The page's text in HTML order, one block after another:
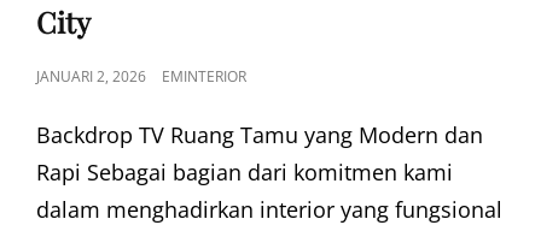
City
POSTED
JANUARI 2, 2026 EMINTERIOR
Backdrop TV Ruang Tamu yang Modern dan
Rapi Sebagai bagian dari komitmen kami
dalam menghadirkan interior yang fungsional